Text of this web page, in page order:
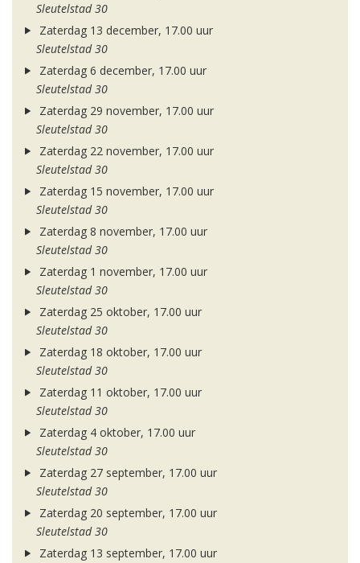
Sleutelstad 30
Zaterdag 13 december, 17.00 uur
Sleutelstad 30
Zaterdag 6 december, 17.00 uur
Sleutelstad 30
Zaterdag 29 november, 17.00 uur
Sleutelstad 30
Zaterdag 22 november, 17.00 uur
Sleutelstad 30
Zaterdag 15 november, 17.00 uur
Sleutelstad 30
Zaterdag 8 november, 17.00 uur
Sleutelstad 30
Zaterdag 1 november, 17.00 uur
Sleutelstad 30
Zaterdag 25 oktober, 17.00 uur
Sleutelstad 30
Zaterdag 18 oktober, 17.00 uur
Sleutelstad 30
Zaterdag 11 oktober, 17.00 uur
Sleutelstad 30
Zaterdag 4 oktober, 17.00 uur
Sleutelstad 30
Zaterdag 27 september, 17.00 uur
Sleutelstad 30
Zaterdag 20 september, 17.00 uur
Sleutelstad 30
Zaterdag 13 september, 17.00 uur